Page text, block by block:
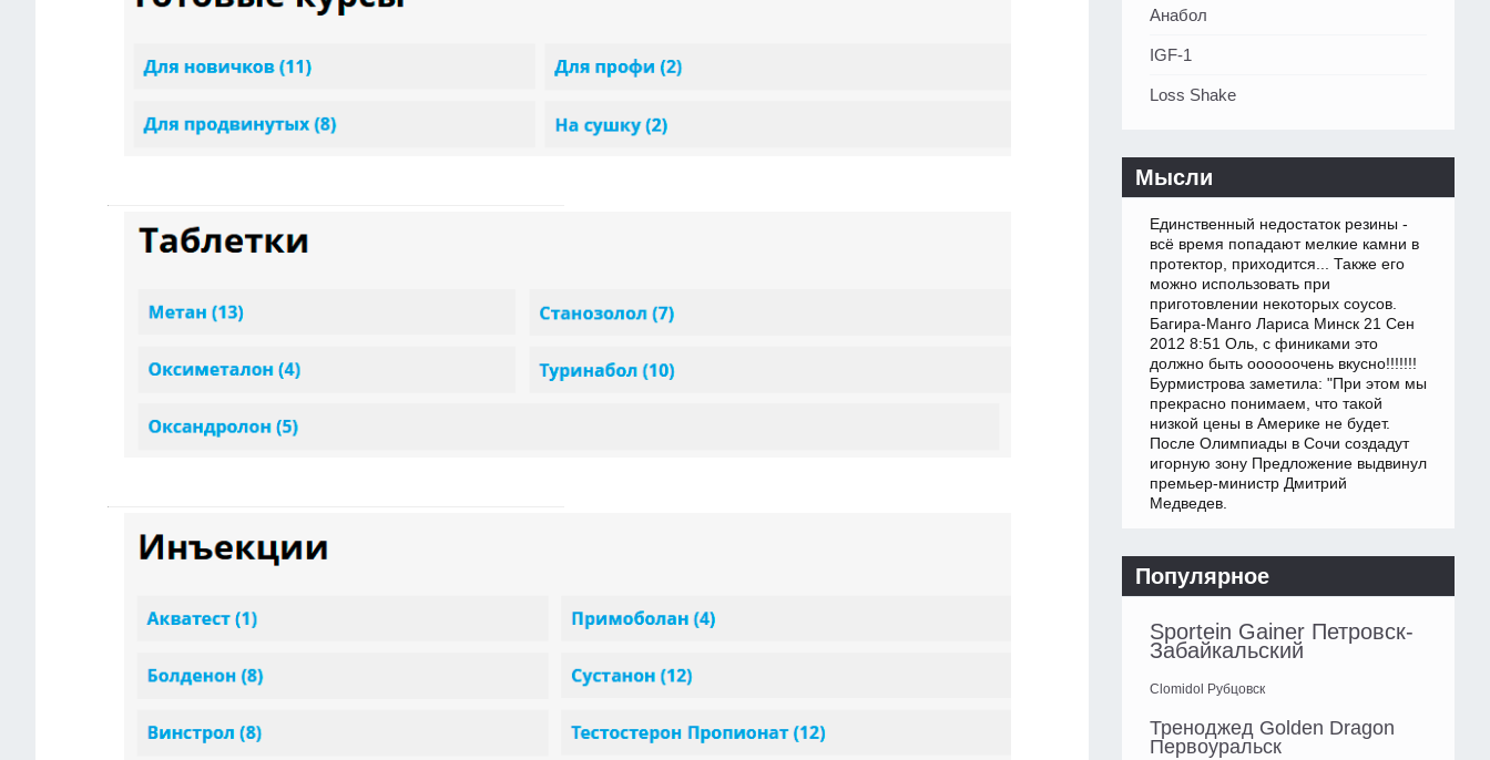
Анабол
IGF-1
Loss Shake
Мысли
Единственный недостаток резины -
всё время попадают мелкие камни в
протектор, приходится... Также его
можно использовать при
приготовлении некоторых соусов.
Багира-Манго Лариса Минск 21 Сен
2012 8:51 Оль, с финиками это
должно быть оооооочень вкусно!!!!!!!
Бурмистрова заметила: "При этом мы
прекрасно понимаем, что такой
низкой цены в Америке не будет.
После Олимпиады в Сочи создадут
игорную зону Предложение выдвинул
премьер-министр Дмитрий
Медведев.
Популярное
Sportein Gainer Петровск-
Забайкальский
Clomidol Рубцовск
Треноджед Golden Dragon
Первоуральск